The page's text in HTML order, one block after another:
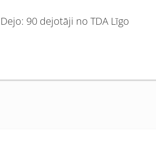
Dejo: 90 dejotāji no TDA Līgo